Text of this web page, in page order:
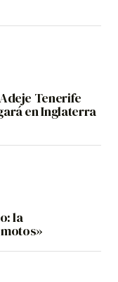
Tenerife
en Inglaterra
la